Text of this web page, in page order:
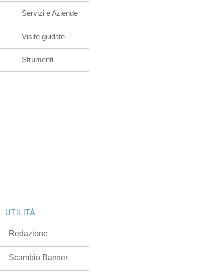
Servizi e Aziende
Visite guidate
Strumenti
UTILITÀ:
Redazione
Scambio Banner